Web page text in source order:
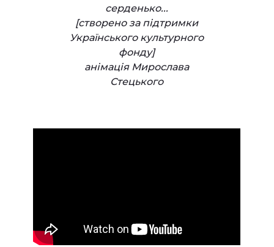
серденько...
[cтворено за підтримки
Українського культурного
фонду]
анімація Мирослава
Стецького